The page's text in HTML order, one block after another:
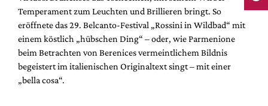
Temperament zum Leuchten und Brillieren bringt. So
eröffnete das 29. Belcanto-Festival „Rossini in Wildbad“ mit
einem köstlich „hübschen Ding“ – oder, wie Parmenione
beim Betrachten von Berenices vermeintlichem Bildnis
begeistert im italienischen Originaltext singt – mit einer
„bella cosa“.